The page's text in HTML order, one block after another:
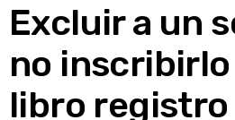
Excluir a un
no inscribirlo
libro registro